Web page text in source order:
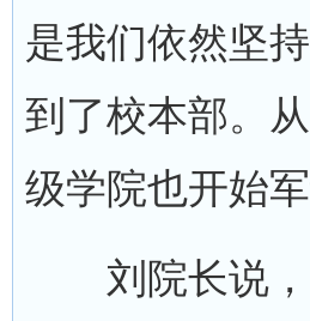
是我们依然坚
到了校本部。
级学院也开始
刘院长说，